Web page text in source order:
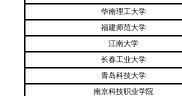
华南理工大学
福建师范大学
江南大学
长春工业大学
青岛科技大学
南京科技职业学院